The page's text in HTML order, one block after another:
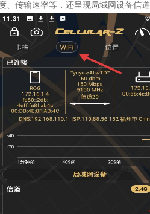
传输速率等，还呈现局域网设备信道